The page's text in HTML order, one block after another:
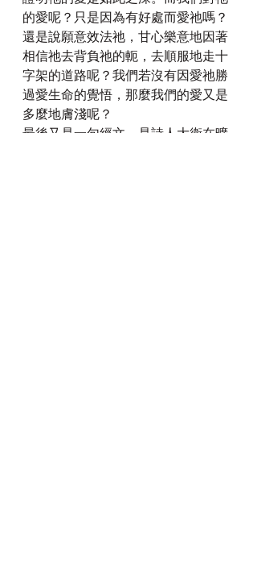
的愛呢？只是因為有好處而愛祂嗎？
還是說願意效法祂，甘心樂意地因著
相信祂去背負祂的軛，去順服地走十
字架的道路呢？我們若沒有因愛祂勝
過愛生命的覺悟，那麼我們的愛又是
多麼地膚淺呢？
最後又是一句經文，是詩人大衛在曠